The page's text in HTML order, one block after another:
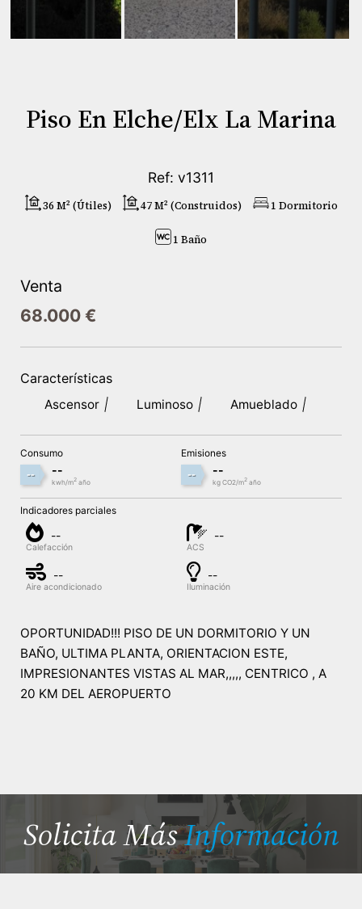
Piso En Elche/Elx La Marina
Ref: v1311
36 M² (útiles) 47 M² (construidos) 1 Dormitorio
1 Baño
Venta
68.000 €
Características
Ascensor Luminoso Amueblado
Consumo
-- --
kwh/m2año
Emisiones
-- --
kg CO2/m2año
Indicadores parciales
--
Calefacción
--
ACS
--
Aire acondicionado
--
Iluminación
OPORTUNIDAD!!! PISO DE UN DORMITORIO Y UN
BAÑO, ULTIMA PLANTA, ORIENTACION ESTE,
IMPRESIONANTES VISTAS AL MAR,,,,, CENTRICO , A
20 KM DEL AEROPUERTO
Solicita MásInformación